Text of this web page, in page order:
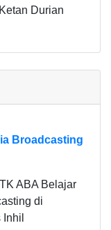
Durian
Broadcasting
ABA Belajar
di